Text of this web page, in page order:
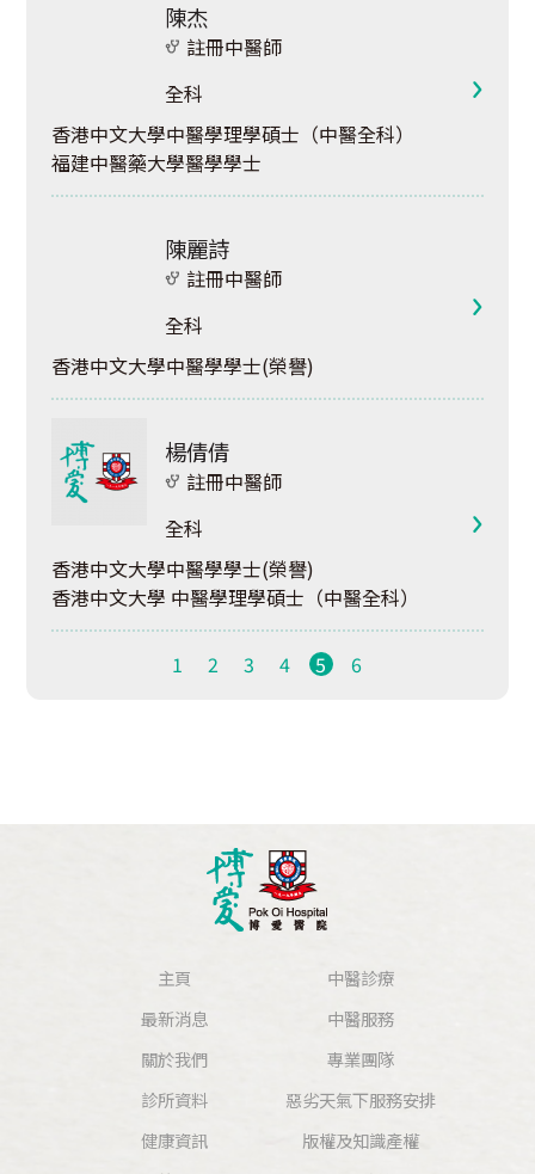
陳杰
註冊中醫師
全科
香港中文大學中醫學理學碩士（中醫全科）
福建中醫藥大學醫學學士
陳麗詩
註冊中醫師
全科
香港中文大學中醫學學士(榮譽)
楊倩倩
註冊中醫師
全科
香港中文大學中醫學學士(榮譽)
香港中文大學 中醫學理學碩士（中醫全科）
1 2 3 4 5 6
主頁
最新消息
關於我們
中醫診療
中醫服務
專業團隊
診所資料
健康資訊
惡劣天氣下服務安排
版權及知識產權